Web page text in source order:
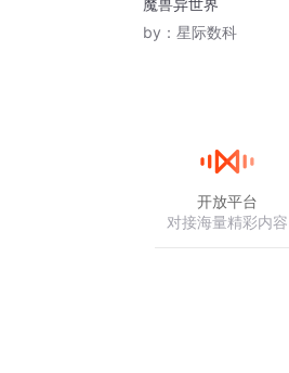
魔兽异世界
by： 星际数科
开放平台
对接海量精彩内容